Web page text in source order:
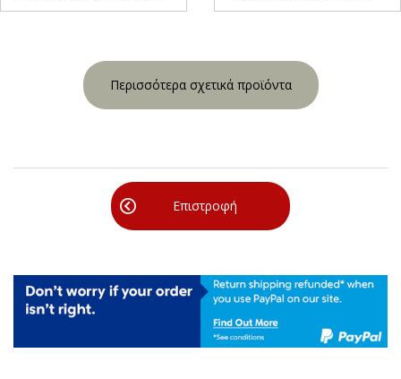
Περισσότερα σχετικά προϊόντα
Επιστροφή